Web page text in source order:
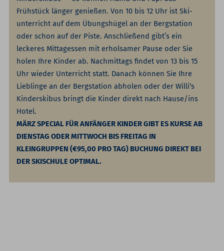
Frühstück länger genießen. Von 10 bis 12 Uhr ist Ski­
unterricht auf dem Übungshügel an der Bergstation
oder schon auf der Piste. Anschließend gibt’s ein
leckeres Mittagessen mit erholsamer Pause oder Sie
holen Ihre Kinder ab. Nachmittags findet von 13 bis 15
Uhr wieder Unterricht statt. Danach können Sie Ihre
Lieblinge an der Bergstation abholen oder der Willi‘s
Kinderskibus bringt die Kinder direkt nach Hause/ins
Hotel.
MÄRZ SPECIAL FÜR ANFÄNGER KINDER GIBT ES KURSE AB
DIENSTAG ODER MITTWOCH BIS FREITAG IN
KLEINGRUPPEN (€95,00 PRO TAG) BUCHUNG DIREKT BEI
DER SKISCHULE OPTIMAL.